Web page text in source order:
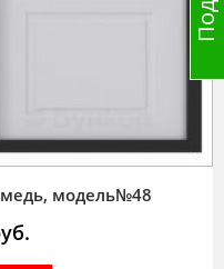
модель№48